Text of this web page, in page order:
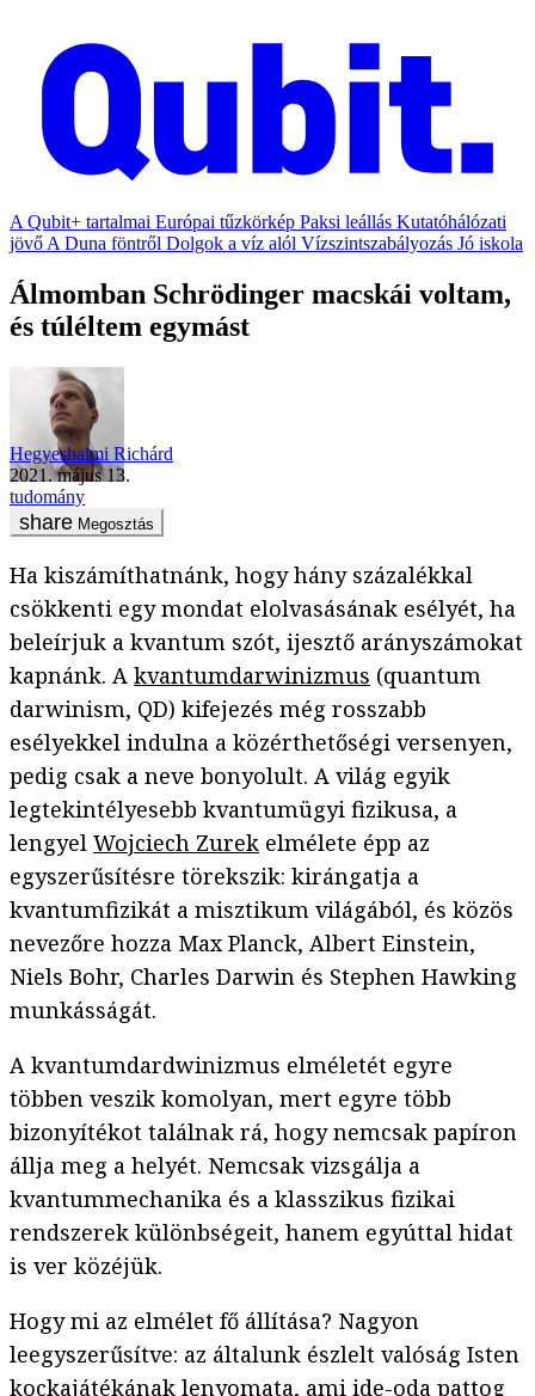
A Qubit+ tartalmai Európai tűzkörkép Paksi leállás Kutatóhálózati
jövő A Duna föntről Dolgok a víz alól Vízszintszabályozás Jó iskola
Álmomban Schrödinger macskái voltam,
és túléltem egymást
Hegyeshalmi Richárd
2021. május 13.
tudomány
Megosztás
Ha kiszámíthatnánk, hogy hány százalékkal
csökkenti egy mondat elolvasásának esélyét, ha
beleírjuk a kvantum szót, ijesztő arányszámokat
kapnánk. A kvantumdarwinizmus (quantum
darwinism, QD) kifejezés még rosszabb
esélyekkel indulna a közérthetőségi versenyen,
pedig csak a neve bonyolult. A világ egyik
legtekintélyesebb kvantumügyi fizikusa, a
lengyel Wojciech Zurek elmélete épp az
egyszerűsítésre törekszik: kirángatja a
kvantumfizikát a misztikum világából, és közös
nevezőre hozza Max Planck, Albert Einstein,
Niels Bohr, Charles Darwin és Stephen Hawking
munkásságát.
A kvantumdardwinizmus elméletét egyre
többen veszik komolyan, mert egyre több
bizonyítékot találnak rá, hogy nemcsak papíron
állja meg a helyét. Nemcsak vizsgálja a
kvantummechanika és a klasszikus fizikai
rendszerek különbségeit, hanem egyúttal hidat
is ver közéjük.
Hogy mi az elmélet fő állítása? Nagyon
leegyszerűsítve: az általunk észlelt valóság Isten
kockajátékának lenyomata, ami ide-oda pattog